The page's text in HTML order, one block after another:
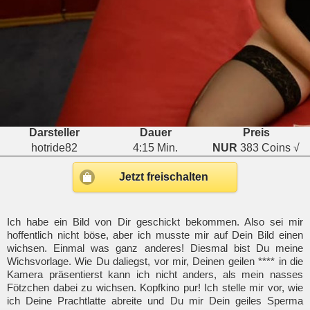
Darsteller Dauer
Preis
hotride82
4:15 Min. NUR 383 Coins √
Jetzt freischalten
Ich habe ein Bild von Dir geschickt bekommen. Also sei mir
hoffentlich nicht böse, aber ich musste mir auf Dein Bild einen
wichsen. Einmal was ganz anderes! Diesmal bist Du meine
Wichsvorlage. Wie Du daliegst, vor mir, Deinen geilen **** in die
Kamera präsentierst kann ich nicht anders, als mein nasses
Fötzchen dabei zu wichsen. Kopfkino pur! Ich stelle mir vor, wie
ich Deine Prachtlatte abreite und Du mir Dein geiles Sperma